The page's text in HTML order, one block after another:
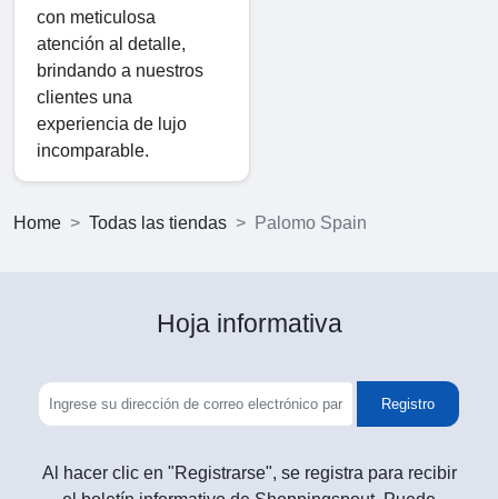
con meticulosa
atención al detalle,
brindando a nuestros
clientes una
experiencia de lujo
incomparable.
Home Todas las tiendas Palomo Spain
Hoja informativa
Registro
Al hacer clic en "Registrarse", se registra para recibir